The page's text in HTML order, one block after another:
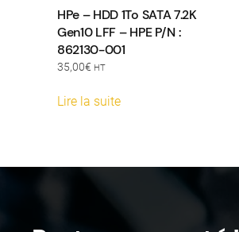
HPe – HDD 1To SATA 7.2K
Gen10 LFF – HPE P/N :
862130-001
35,00€ HT
Lire la suite